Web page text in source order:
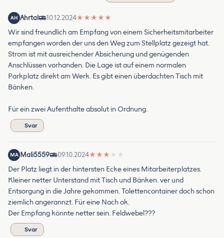
AH Ahrtal 10.12.2024★ ★ ★ ★ ★
Wir sind freundlich am Empfang von einem Sicherheitsmitarbeiter
empfangen worden der uns den Weg zum Stellplatz gezeigt hat.
Strom ist mit ausreichender Absicherung und genügenden
Anschlüssen vorhanden. Die Lage ist auf einem normalen
Parkplatz direkt am Werk. Es gibt einen überdachten Tisch mit
Bänken.
Für ein zwei Aufenthalte absolut in Ordnung.
Svar
MA Mali5559 09.10.2024★ ★ ★ ★ ★
Der Platz liegt in der hintersten Ecke eines Mitarbeiterplatzes.
Kleiner netter Unterstand mit Tisch und Bänken. ver und
Entsorgung in die Jahre gekommen. Tolettencontainer doch schon
ziemlich angerannzt. Für eine Nach ok.
Der Empfang könnte netter sein. Feldwebel???
Svar